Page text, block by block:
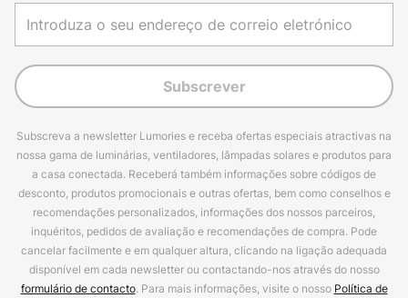
Subscrever
Subscreva a newsletter Lumories e receba ofertas especiais atractivas na
nossa gama de luminárias, ventiladores, lâmpadas solares e produtos para
a casa conectada. Receberá também informações sobre códigos de
desconto, produtos promocionais e outras ofertas, bem como conselhos e
recomendações personalizados, informações dos nossos parceiros,
inquéritos, pedidos de avaliação e recomendações de compra. Pode
cancelar facilmente e em qualquer altura, clicando na ligação adequada
disponível em cada newsletter ou contactando-nos através do nosso
formulário de contacto. Para mais informações, visite o nosso Política de